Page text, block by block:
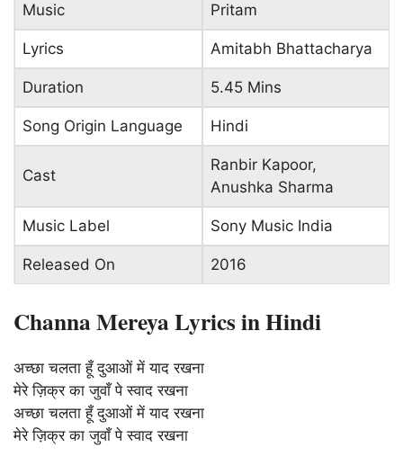
Music Pritam
Lyrics Amitabh Bhattacharya
Duration 5.45 Mins
Song Origin Language Hindi
Cast
Ranbir Kapoor,
Anushka Sharma
Music Label Sony Music India
Released On 2016
Channa Mereya Lyrics in Hindi
अच्छा चलता हूँ दुआओं में याद रखना
मेरे ज़िक्र का जुवाँ पे स्वाद रखना
अच्छा चलता हूँ दुआओं में याद रखना
मेरे ज़िक्र का जुवाँ पे स्वाद रखना